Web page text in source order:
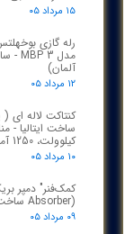
۱۵ مرداد ۰۵
آلمان)
۱۲ مرداد ۰۵
کیلوولت، 1250 آمپر | کد فنی 1YHB00000000109
۱۰ مرداد ۰۵
Absorber) ساخت ایتالیا
۰۹ مرداد ۰۵